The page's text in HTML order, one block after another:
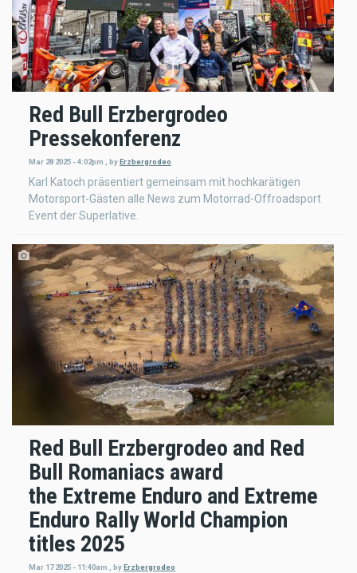
Red Bull Erzbergrodeo
Pressekonferenz
Mar 28 2025 - 4:02pm byErzbergrodeo
Karl Katoch präsentiert gemeinsam mit hochkarätigen
Motorsport-Gästen alle News zum Motorrad-Offroadsport
Event der Superlative.
Red Bull Erzbergrodeo and Red
Bull Romaniacs award
the Extreme Enduro and Extreme
Enduro Rally World Champion
titles 2025
Mar 17 2025 - 11:40am byErzbergrodeo